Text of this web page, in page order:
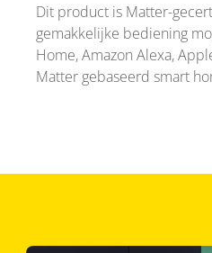
Dit product is Matter-
gemakkelijke bediening
Home, Amazon Alexa,
Matter gebaseerd smart